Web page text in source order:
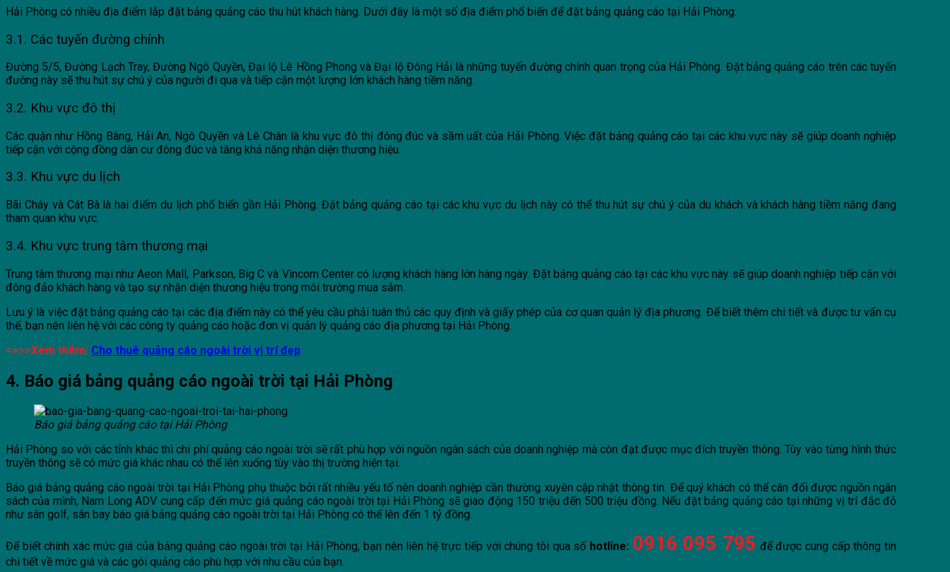
Hải Phòng có nhiều địa điểm lắp đặt bảng quảng cáo thu hút khách hàng. Dưới đây là một số địa điểm phổ biến để đặt bảng quảng cáo tại Hải Phòng:
3.1. Các tuyến đường chính
Đường 5/5, Đường Lạch Tray, Đường Ngô Quyền, Đại lộ Lê Hồng Phong và Đại lộ Đông Hải là những tuyến đường chính quan trọng của Hải Phòng. Đặt bảng quảng cáo trên các tuyến
đường này sẽ thu hút sự chú ý của người đi qua và tiếp cận một lượng lớn khách hàng tiềm năng.
3.2. Khu vực đô thị
Các quận như Hồng Bàng, Hải An, Ngô Quyền và Lê Chân là khu vực đô thị đông đúc và sầm uất của Hải Phòng. Việc đặt bảng quảng cáo tại các khu vực này sẽ giúp doanh nghiệp
tiếp cận với cộng đồng dân cư đông đúc và tăng khả năng nhận diện thương hiệu.
3.3. Khu vực du lịch
Bãi Cháy và Cát Bà là hai điểm du lịch phổ biến gần Hải Phòng. Đặt bảng quảng cáo tại các khu vực du lịch này có thể thu hút sự chú ý của du khách và khách hàng tiềm năng đang
tham quan khu vực.
3.4. Khu vực trung tâm thương mại
Trung tâm thương mại như Aeon Mall, Parkson, Big C và Vincom Center có lượng khách hàng lớn hàng ngày. Đặt bảng quảng cáo tại các khu vực này sẽ giúp doanh nghiệp tiếp cận với
đông đảo khách hàng và tạo sự nhận diện thương hiệu trong môi trường mua sắm.
Lưu ý là việc đặt bảng quảng cáo tại các địa điểm này có thể yêu cầu phải tuân thủ các quy định và giấy phép của cơ quan quản lý địa phương. Để biết thêm chi tiết và được tư vấn cụ
thể, bạn nên liên hệ với các công ty quảng cáo hoặc đơn vị quản lý quảng cáo địa phương tại Hải Phòng.
=>>>Xem thêm: Cho thuê quảng cáo ngoài trời vị trí đẹp
4. Báo giá bảng quảng cáo ngoài trời tại Hải Phòng
Báo giá bảng quảng cáo tại Hải Phòng
Hải Phòng so với các tỉnh khác thì chi phí quảng cáo ngoài trời sẽ rất phù hợp với nguồn ngân sách của doanh nghiệp mà còn đạt được mục đích truyền thông. Tùy vào từng hình thức
truyền thông sẽ có mức giá khác nhau có thể lên xuống tùy vào thị trường hiện tại.
Báo giá bảng quảng cáo ngoài trời tại Hải Phòng phụ thuộc bởi rất nhiều yếu tố nên doanh nghiệp cần thường xuyên cập nhật thông tin. Để quý khách có thể cân đối được nguồn ngân
sách của mình, Nam Long ADV cung cấp đến mức giá quảng cáo ngoài trời tại Hải Phòng sẽ giao động 150 triệu đến 500 triệu đồng. Nếu đặt bảng quảng cáo tại những vị trí đắc đỏ
như sân golf, sân bay báo giá bảng quảng cáo ngoài trời tại Hải Phòng có thể lên đến 1 tỷ đồng.
Để biết chính xác mức giá của bảng quảng cáo ngoài trời tại Hải Phòng, bạn nên liên hệ trực tiếp với chúng tôi qua số hotline: 0916 095 795 để được cung cấp thông tin
chi tiết về mức giá và các gói quảng cáo phù hợp với nhu cầu của bạn.